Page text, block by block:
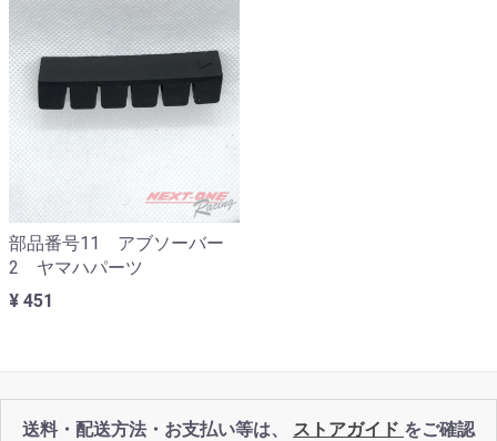
部品番号11 アブソーバー
2 ヤマハパーツ
¥ 451
送料・配送方法・お支払い等は、 ストアガイド をご確認